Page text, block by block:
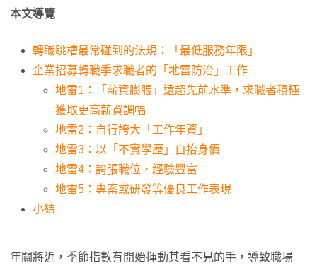
本文導覽
轉職跳槽最常碰到的法規：「最低服務年限」
企業招募轉職季求職者的「地雷防治」工作
地雷1：「薪資膨脹」遠超先前水準，求職者積極
獲取更高薪資調幅
地雷2：自行誇大「工作年資」
地雷3：以「不實學歷」自抬身價
地雷4：誇張職位，經驗豐富
地雷5：專案或研發等優良工作表現
小結
年關將近，季節指數有開始揮動其看不見的手，導致職場